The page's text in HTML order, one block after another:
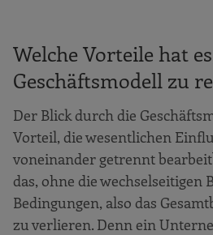
Welche Vorteile hat
Geschäftsmodell zu
Der Blick durch die
Vorteil, die wesentlichen
voneinander getrennt
das, ohne die wechselseitigen
Bedingungen, also das
zu verlieren. Denn ein